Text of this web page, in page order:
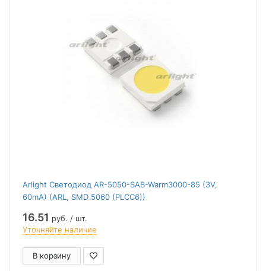
Arlight Светодиод AR-5050-SAB-Warm3000-85 (3V,
60mA) (ARL, SMD 5060 (PLCC6))
16.51 руб. / шт.
Уточняйте наличие
В корзину